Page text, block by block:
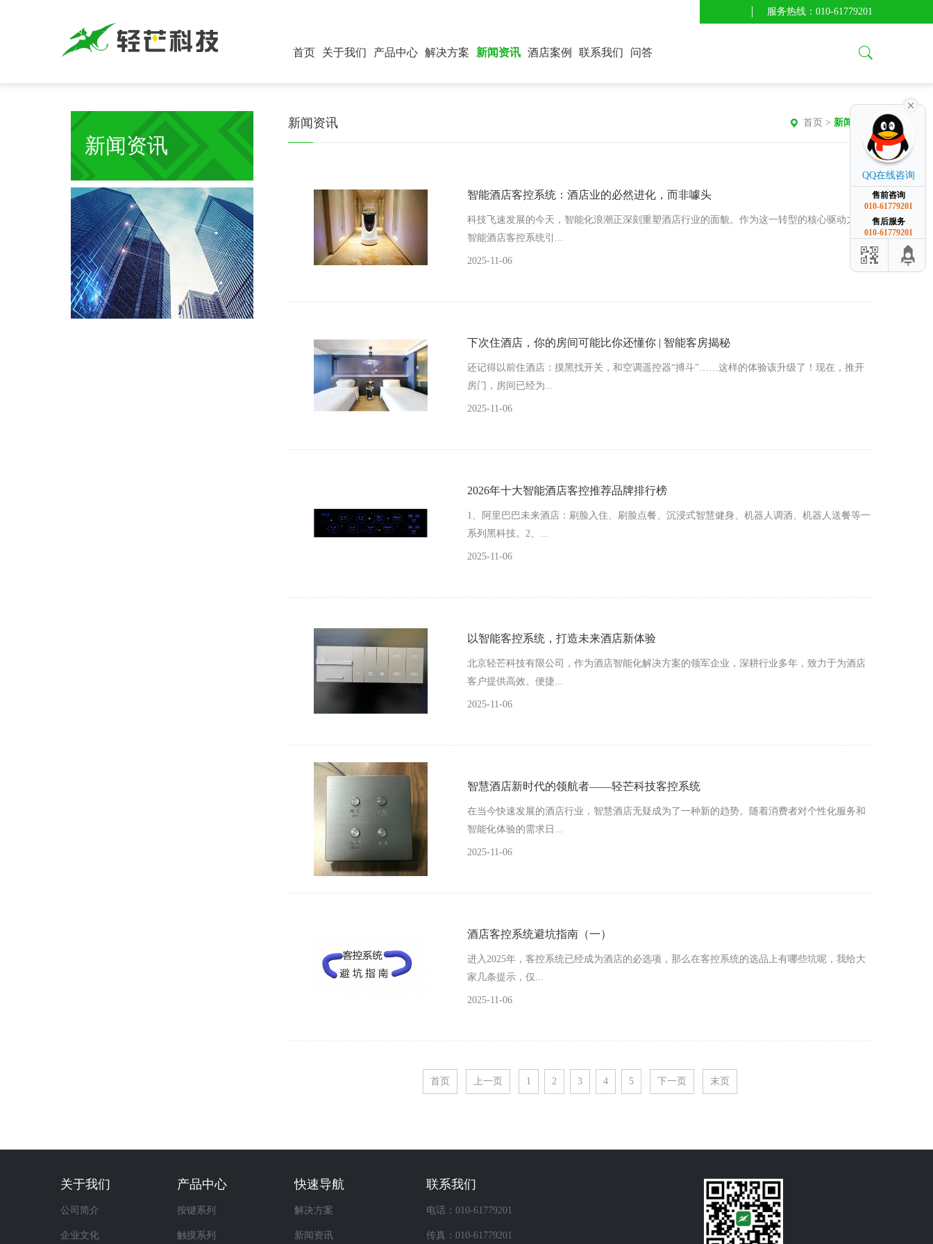
服务热线：010-61779201
首页 关于我们 产品中心 解决方案 新闻资讯 酒店案例 联系我们 问答
新闻资讯
新闻资讯 首页 > 新闻资讯
智能酒店客控系统：酒店业的必然进化，而非噱头
科技飞速发展的今天，智能化浪潮正深刻重塑酒店行业的面貌。作为这一转型的核心驱动力，
智能酒店客控系统引...
2025-11-06
下次住酒店，你的房间可能比你还懂你 | 智能客房揭秘
还记得以前住酒店：摸黑找开关，和空调遥控器“搏斗”……这样的体验该升级了！现在，推开
房门，房间已经为...
2025-11-06
2026年十大智能酒店客控推荐品牌排行榜
1、阿里巴巴未来酒店：刷脸入住、刷脸点餐、沉浸式智慧健身、机器人调酒、机器人送餐等一
系列黑科技。2、...
2025-11-06
以智能客控系统，打造未来酒店新体验
北京轻芒科技有限公司，作为酒店智能化解决方案的领军企业，深耕行业多年，致力于为酒店
客户提供高效、便捷...
2025-11-06
智慧酒店新时代的领航者——轻芒科技客控系统
在当今快速发展的酒店行业，智慧酒店无疑成为了一种新的趋势。随着消费者对个性化服务和
智能化体验的需求日...
2025-11-06
酒店客控系统避坑指南（一）
进入2025年，客控系统已经成为酒店的必选项，那么在客控系统的选品上有哪些坑呢，我给大
家几条提示，仅...
2025-11-06
首页 上一页 1 2 3 4 5 下一页 末页
关于我们
公司简介
企业文化
产品中心
按键系列
触摸系列
快速导航
解决方案
新闻资讯
联系我们
电话：010-61779201
传真：010-61779201
QQ在线咨询
售前咨询
010-61779201
售后服务
010-61779201